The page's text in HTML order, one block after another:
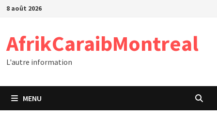
Passer
8 août 2026
AfrikCaraibMontreal
L'autre information
MENU